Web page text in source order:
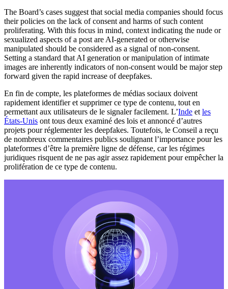
The Board’s cases suggest that social media companies should focus
their policies on the lack of consent and harms of such content
proliferating. With this focus in mind, context indicating the nude or
sexualized aspects of a post are AI-generated or otherwise
manipulated should be considered as a signal of non-consent.
Setting a standard that AI generation or manipulation of intimate
images are inherently indicators of non-consent would be major step
forward given the rapid increase of deepfakes.
En fin de compte, les plateformes de médias sociaux doivent
rapidement identifier et supprimer ce type de contenu, tout en
permettant aux utilisateurs de le signaler facilement. L’Inde et les
États-Unis ont tous deux examiné des lois et annoncé d’autres
projets pour réglementer les deepfakes. Toutefois, le Conseil a reçu
de nombreux commentaires publics soulignant l’importance pour les
plateformes d’être la première ligne de défense, car les régimes
juridiques risquent de ne pas agir assez rapidement pour empêcher la
prolifération de ce type de contenu.